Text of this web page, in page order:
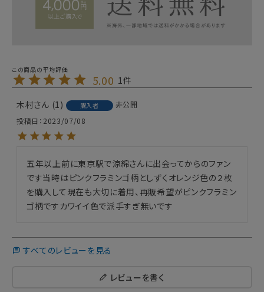
5.00 1
木村 1 購入者
非公開
投稿日
2023/07/08
五年以上前に東京駅で涼綿さんに出会ってからのファン
です当時はピンクフラミンゴ柄としずくオレンジ色の２枚
を購入して現在も大切に着用、再販希望がピンクフラミン
ゴ柄ですカワイイ色で派手すぎ無いです
すべてのレビューを見る
レビューを書く